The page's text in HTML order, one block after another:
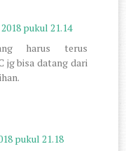
pukul 21.14
harus terus
jg bisa datang dari
pukul 21.18